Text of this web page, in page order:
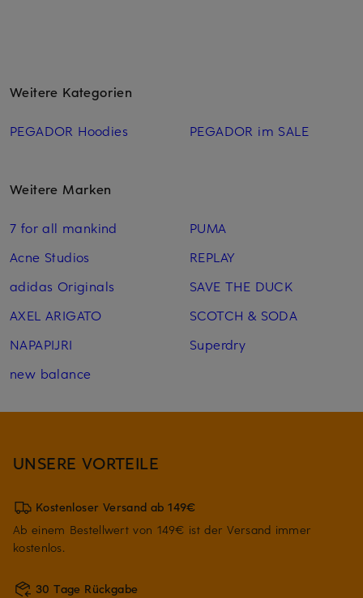
Weitere Kategorien
PEGADOR Hoodies PEGADOR im SALE
Weitere Marken
7 for all mankind
Acne Studios
adidas Originals
AXEL ARIGATO
NAPAPIJRI
new balance
PUMA
REPLAY
SAVE THE DUCK
SCOTCH & SODA
Superdry
UNSERE VORTEILE
Kostenloser Versand ab 149€
Ab einem Bestellwert von 149€ ist der Versand immer
kostenlos.
30 Tage Rückgabe